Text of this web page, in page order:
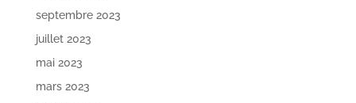
septembre 2023
juillet 2023
mai 2023
mars 2023